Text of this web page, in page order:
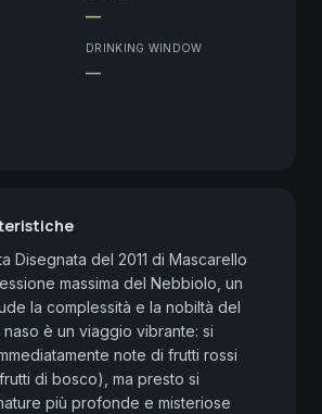
—
DRINKING WINDOW
—
Disegnata del 2011 di Mascarello
massima del Nebbiolo, un
la complessità e la nobiltà del
naso è un viaggio vibrante: si
note di frutti rossi
di bosco), ma presto si
più profonde e misteriose